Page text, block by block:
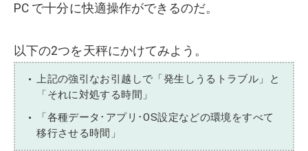
PC で十分に快適操作ができるのだ。
以下の2つを天秤にかけてみよう。
上記の強引なお引越しで「発生しうるトラブル」と
「それに対処する時間」
「各種データ･アプリ･OS設定などの環境をすべて
移行させる時間」